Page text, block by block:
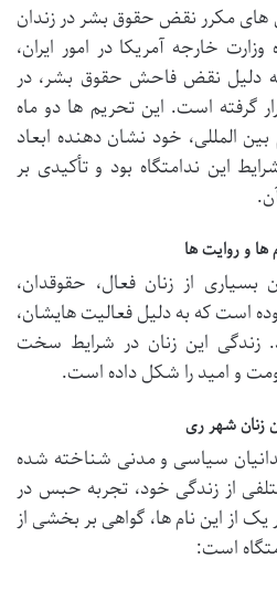
پی گزارش های مکرر نقض حقوق بشر در زندان
خارجه آمریکا در امور ایران،
دلیل نقض فاحش حقوق بشر، در
گرفته است. این تحریم ها دو ماه
بین المللی، خود نشان دهنده ابعاد
این ندامتگاه بود و تأکیدی بر
ها و روایت ها
بسیاری از زنان فعال، حقوقدان،
است که به دلیل فعالیت هایشان،
زندگی این زنان در شرایط سخت
و امید را شکل داده است.
زنان شهر ری
سیاسی و مدنی شناخته شده
از زندگی خود، تجربه حبس در
از این نام ها، گواهی بر بخشی از
است: